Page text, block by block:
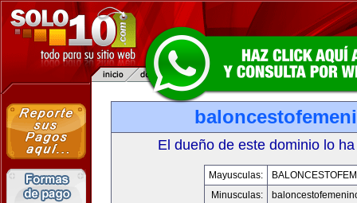
El dueño de este dominio lo
Mayusculas:
Minusculas: